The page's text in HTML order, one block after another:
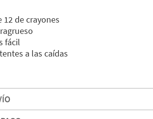
12 de crayones
fácil
a las caídas